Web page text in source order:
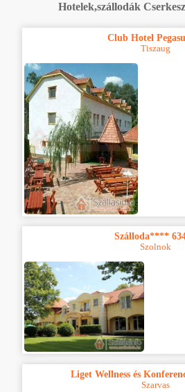
Hotelek,szállodák
Club Hotel
Tiszaug
Szálloda****
Szolnok
Liget Wellness és
Szarvas